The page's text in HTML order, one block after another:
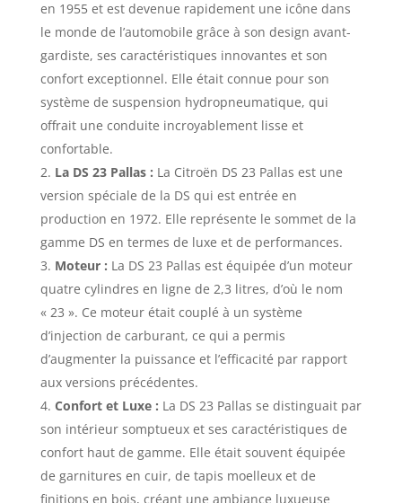
en 1955 et est devenue rapidement une icône dans
le monde de l’automobile grâce à son design avant-
gardiste, ses caractéristiques innovantes et son
confort exceptionnel. Elle était connue pour son
système de suspension hydropneumatique, qui
offrait une conduite incroyablement lisse et
confortable.
La DS 23 Pallas : La Citroën DS 23 Pallas est une
version spéciale de la DS qui est entrée en
production en 1972. Elle représente le sommet de la
gamme DS en termes de luxe et de performances.
Moteur : La DS 23 Pallas est équipée d’un moteur
quatre cylindres en ligne de 2,3 litres, d’où le nom
« 23 ». Ce moteur était couplé à un système
d’injection de carburant, ce qui a permis
d’augmenter la puissance et l’efficacité par rapport
aux versions précédentes.
Confort et Luxe : La DS 23 Pallas se distinguait par
son intérieur somptueux et ses caractéristiques de
confort haut de gamme. Elle était souvent équipée
de garnitures en cuir, de tapis moelleux et de
finitions en bois, créant une ambiance luxueuse